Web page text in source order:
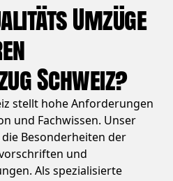
Umzüge
Schweiz?
stellt hohe Anforderungen
und Fachwissen. Unser
Besonderheiten der
und
Als spezialisierte